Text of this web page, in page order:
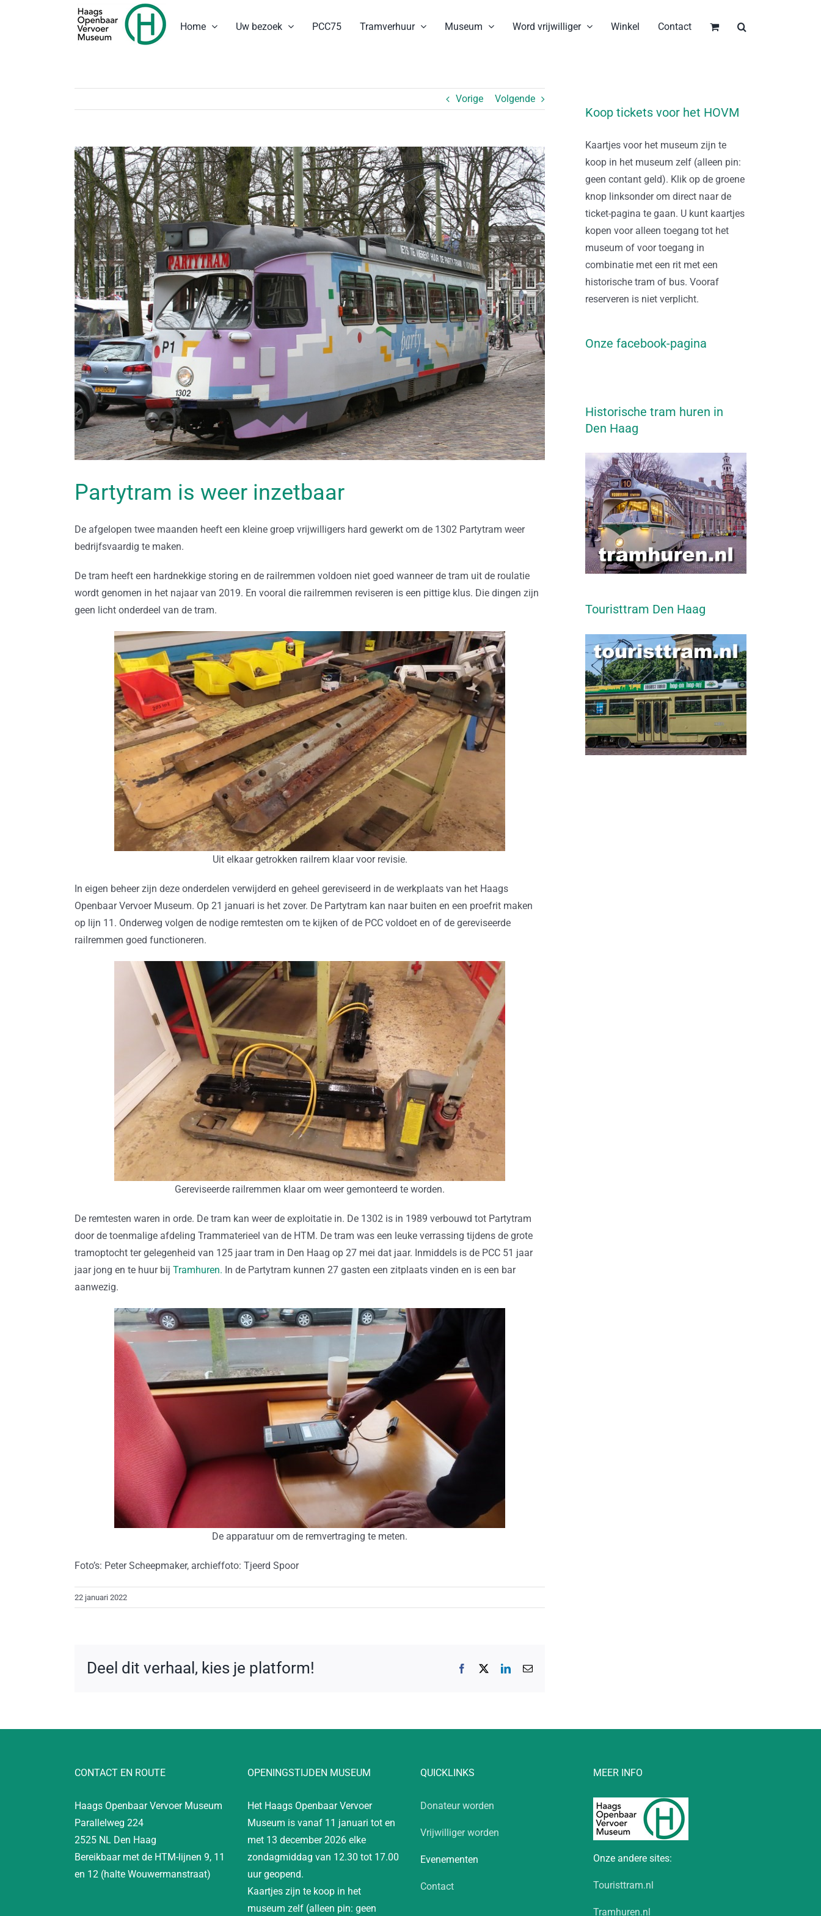
Home Uw bezoek PCC75 Tramverhuur Museum Word vrijwilliger Winkel Contact
Vorige Volgende
Bekijk
grotere
afbeelding
Partytram is weer inzetbaar
De afgelopen twee maanden heeft een kleine groep vrijwilligers hard gewerkt om de 1302 Partytram weer
bedrijfsvaardig te maken.
De tram heeft een hardnekkige storing en de railremmen voldoen niet goed wanneer de tram uit de roulatie
wordt genomen in het najaar van 2019. En vooral die railremmen reviseren is een pittige klus. Die dingen zijn
geen licht onderdeel van de tram.
Uit elkaar getrokken railrem klaar voor revisie.
In eigen beheer zijn deze onderdelen verwijderd en geheel gereviseerd in de werkplaats van het Haags
Openbaar Vervoer Museum. Op 21 januari is het zover. De Partytram kan naar buiten en een proefrit maken
op lijn 11. Onderweg volgen de nodige remtesten om te kijken of de PCC voldoet en of de gereviseerde
railremmen goed functioneren.
Gereviseerde railremmen klaar om weer gemonteerd te worden.
De remtesten waren in orde. De tram kan weer de exploitatie in. De 1302 is in 1989 verbouwd tot Partytram
door de toenmalige afdeling Trammaterieel van de HTM. De tram was een leuke verrassing tijdens de grote
tramoptocht ter gelegenheid van 125 jaar tram in Den Haag op 27 mei dat jaar. Inmiddels is de PCC 51 jaar
jaar jong en te huur bij Tramhuren. In de Partytram kunnen 27 gasten een zitplaats vinden en is een bar
aanwezig.
De apparatuur om de remvertraging te meten.
Foto’s: Peter Scheepmaker, archieffoto: Tjeerd Spoor
22 januari 2022
Deel dit verhaal, kies je platform! Facebook LinkedIn
E-
Koop tickets voor het HOVM
Kaartjes voor het museum zijn te
koop in het museum zelf (alleen pin:
geen contant geld). Klik op de groene
knop linksonder om direct naar de
ticket-pagina te gaan. U kunt kaartjes
kopen voor alleen toegang tot het
museum of voor toegang in
combinatie met een rit met een
historische tram of bus. Vooraf
reserveren is niet verplicht.
Onze facebook-pagina
Historische tram huren in
Den Haag
Touristtram Den Haag
CONTACT EN ROUTE
Haags Openbaar Vervoer Museum
Parallelweg 224
2525 NL Den Haag
Bereikbaar met de HTM-lijnen 9, 11
en 12 (halte Wouwermanstraat)
OPENINGSTIJDEN MUSEUM
Het Haags Openbaar Vervoer
Museum is vanaf 11 januari tot en
met 13 december 2026 elke
zondagmiddag van 12.30 tot 17.00
uur geopend.
Kaartjes zijn te koop in het
museum zelf (alleen pin: geen
QUICKLINKS
Donateur worden
Vrijwilliger worden
Evenementen
Contact
MEER INFO
Onze andere sites:
Touristtram.nl
Tramhuren.nl